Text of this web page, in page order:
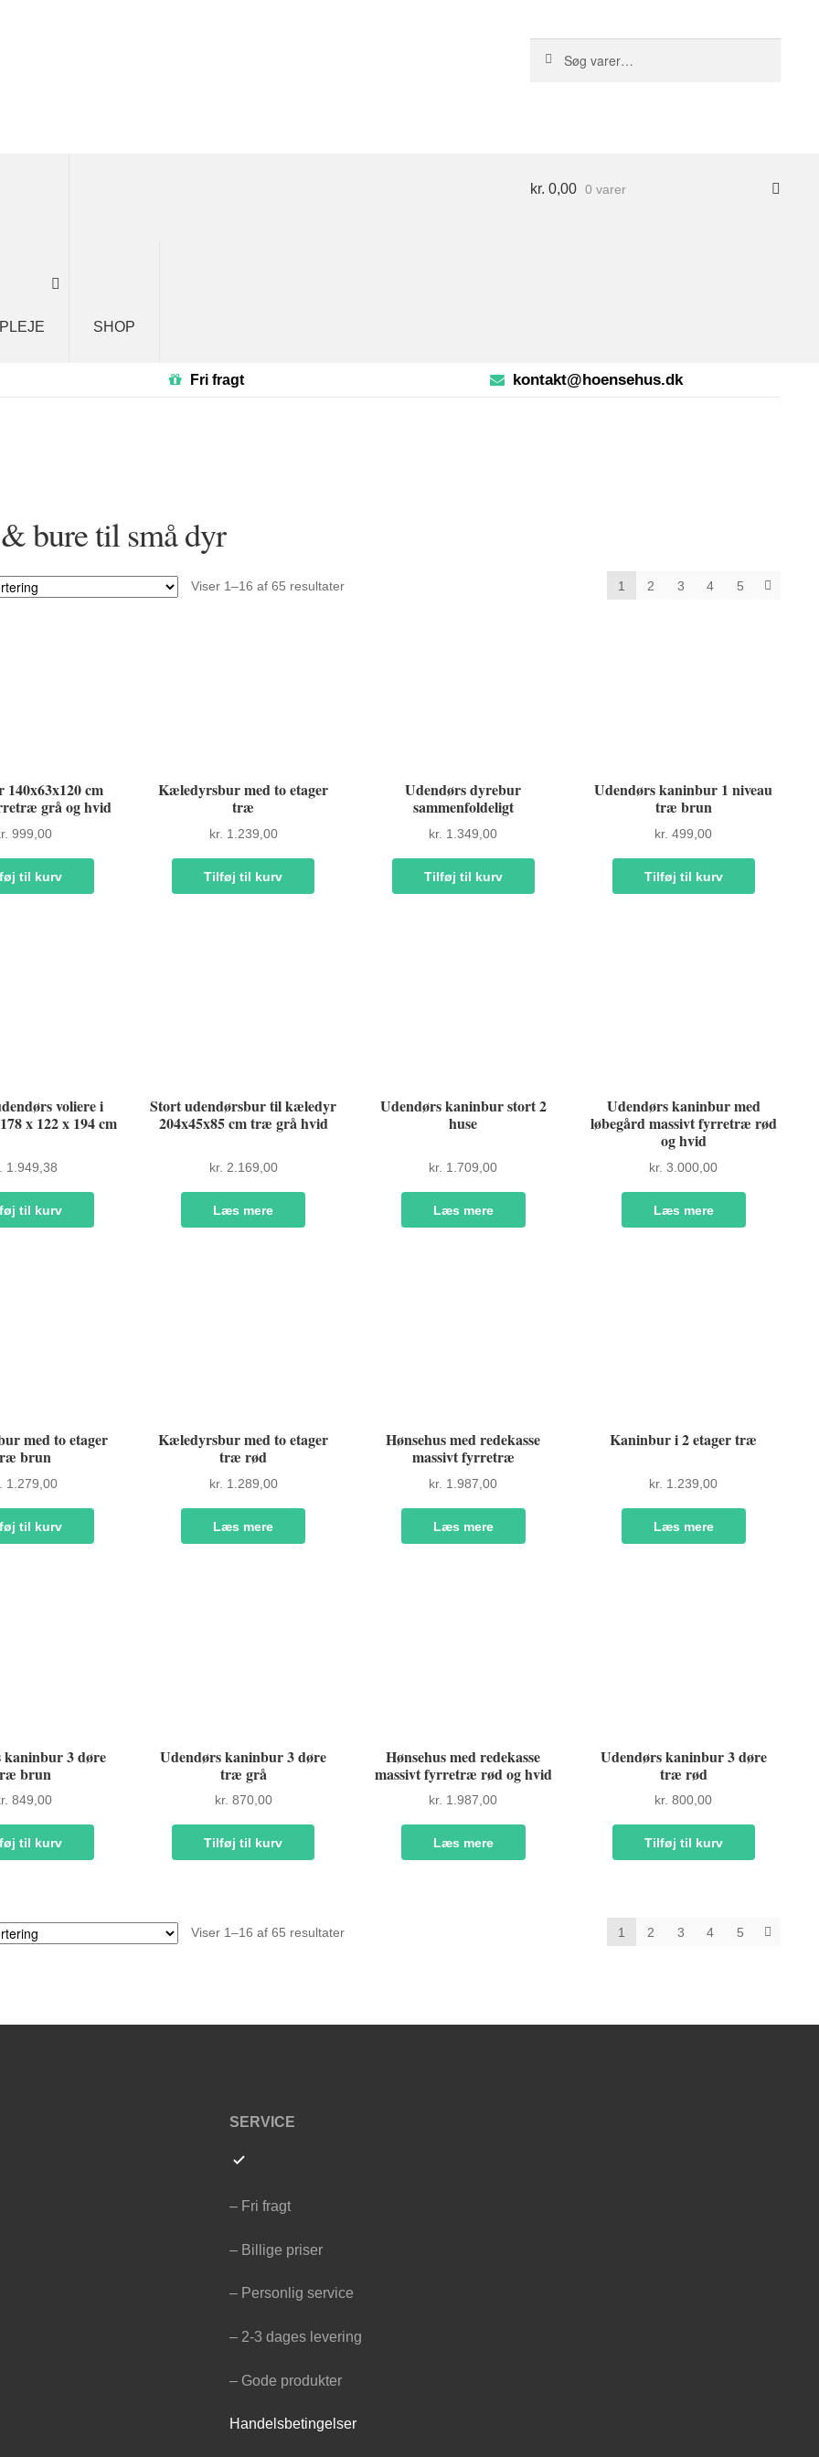
efter:
SHOP
kr. 0,00 0 varer
Fri fragt kontakt@hoensehus.dk
bure til små dyr
Viser 1–16 af 65 resultater 1 2 3 4 5
cm
grå og hvid
999,00
til kurv
Kæledyrsbur med to etager
træ
kr. 1.239,00
Tilføj til kurv
Udendørs dyrebur
sammenfoldeligt
kr. 1.349,00
Tilføj til kurv
Udendørs kaninbur 1 niveau
træ brun
kr. 499,00
Tilføj til kurv
voliere i
x 122 x 194 cm
1.949,38
til kurv
Stort udendørsbur til kæledyr
204x45x85 cm træ grå hvid
kr. 2.169,00
Læs mere
Udendørs kaninbur stort 2
huse
kr. 1.709,00
Læs mere
Udendørs kaninbur med
løbegård massivt fyrretræ rød
og hvid
kr. 3.000,00
Læs mere
med to etager
brun
1.279,00
til kurv
Kæledyrsbur med to etager
træ rød
kr. 1.289,00
Læs mere
Hønsehus med redekasse
massivt fyrretræ
kr. 1.987,00
Læs mere
Kaninbur i 2 etager træ
kr. 1.239,00
Læs mere
kaninbur 3 døre
brun
849,00
til kurv
Udendørs kaninbur 3 døre
træ grå
kr. 870,00
Tilføj til kurv
Hønsehus med redekasse
massivt fyrretræ rød og hvid
kr. 1.987,00
Læs mere
Udendørs kaninbur 3 døre
træ rød
kr. 800,00
Tilføj til kurv
Viser 1–16 af 65 resultater 1 2 3 4 5
SERVICE
– Fri fragt
– Billige priser
– Personlig service
– 2-3 dages levering
– Gode produkter
Handelsbetingelser